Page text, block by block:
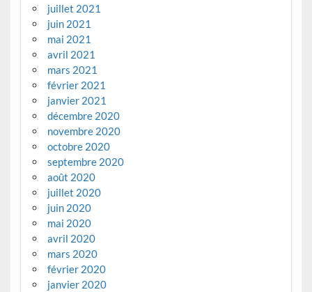
juillet 2021
juin 2021
mai 2021
avril 2021
mars 2021
février 2021
janvier 2021
décembre 2020
novembre 2020
octobre 2020
septembre 2020
août 2020
juillet 2020
juin 2020
mai 2020
avril 2020
mars 2020
février 2020
janvier 2020